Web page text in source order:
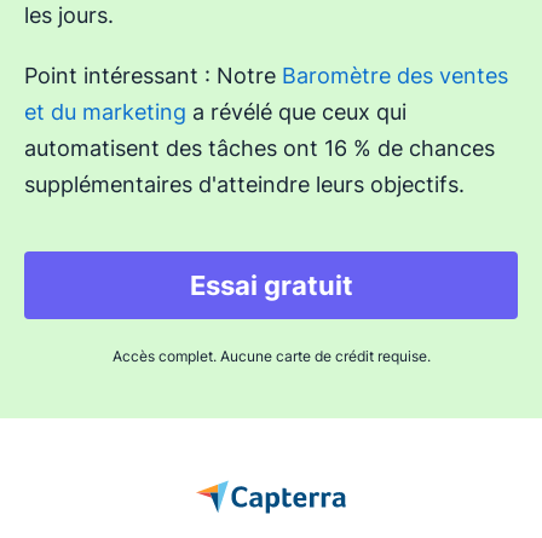
les jours.
Point intéressant : Notre Baromètre des ventes
et du marketing a révélé que ceux qui
automatisent des tâches ont 16 % de chances
supplémentaires d'atteindre leurs objectifs.
Essai gratuit
Accès complet. Aucune carte de crédit requise.